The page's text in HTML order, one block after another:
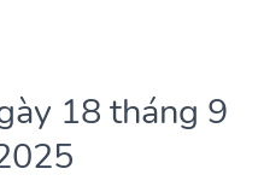
18 tháng 9